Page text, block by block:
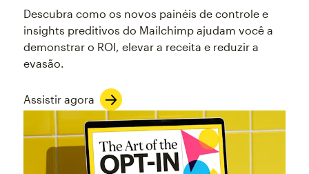
Descubra como os novos painéis de controle e
insights preditivos do Mailchimp ajudam você a
demonstrar o ROI, elevar a receita e reduzir a
evasão.
Assistir agora